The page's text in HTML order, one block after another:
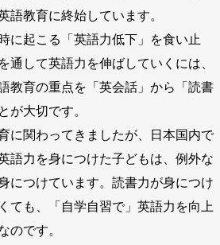
語教育に終始しています。
に起こる「英語力低下」を食い止
通して英語力を伸ばしていくには、
教育の重点を「英会話」から「読書
が大切です。
に関わってきましたが、日本国内で
語力を身につけた子どもは、例外な
につけています。読書力が身につけ
ても、「自学自習で」英語力を向上
のです。